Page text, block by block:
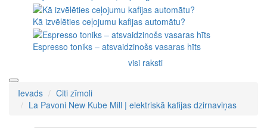
WACACO
Outin
Rancilio